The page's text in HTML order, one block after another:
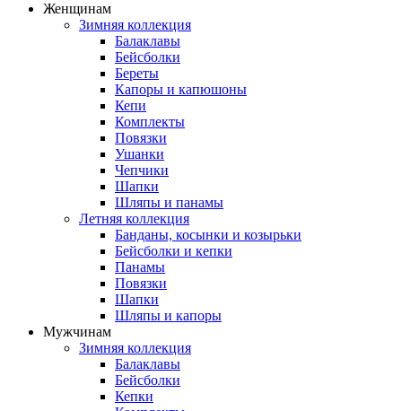
Женщинам
Зимняя коллекция
Балаклавы
Бейсболки
Береты
Капоры и капюшоны
Кепи
Комплекты
Повязки
Ушанки
Чепчики
Шапки
Шляпы и панамы
Летняя коллекция
Банданы, косынки и козырьки
Бейсболки и кепки
Панамы
Повязки
Шапки
Шляпы и капоры
Мужчинам
Зимняя коллекция
Балаклавы
Бейсболки
Кепки